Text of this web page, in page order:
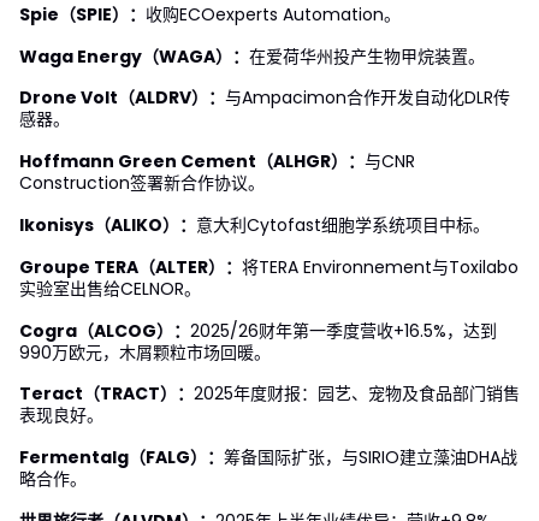
Spie（SPIE）： 收购ECOexperts Automation。
Waga Energy（WAGA）： 在爱荷华州投产生物甲烷装置。
Drone Volt（ALDRV）： 与Ampacimon合作开发自动化DLR传
感器。
Hoffmann Green Cement（ALHGR）： 与CNR
Construction签署新合作协议。
Ikonisys（ALIKO）： 意大利Cytofast细胞学系统项目中标。
Groupe TERA（ALTER）： 将TERA Environnement与Toxilabo
实验室出售给CELNOR。
Cogra（ALCOG）： 2025/26财年第一季度营收+16.5%，达到
990万欧元，木屑颗粒市场回暖。
Teract（TRACT）： 2025年度财报：园艺、宠物及食品部门销售
表现良好。
Fermentalg（FALG）： 筹备国际扩张，与SIRIO建立藻油DHA战
略合作。